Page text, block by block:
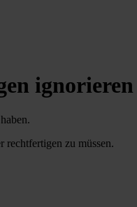
rechtfertigen zu müssen.